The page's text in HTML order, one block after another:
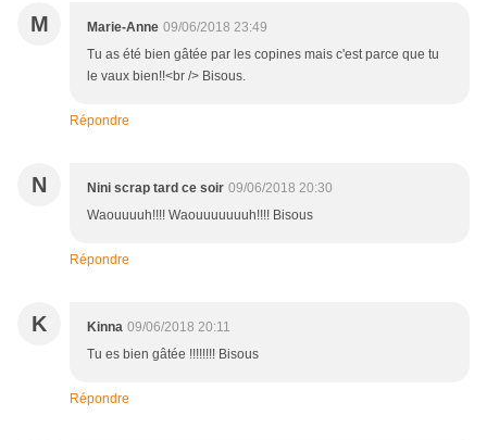
M Marie-Anne 09/06/2018 23:49
Tu as été bien gâtée par les copines mais c'est parce que tu
le vaux bien!!<br /> Bisous.
Répondre
N Nini scrap tard ce soir 09/06/2018 20:30
Waouuuuh!!!! Waouuuuuuuh!!!! Bisous
Répondre
K Kinna 09/06/2018 20:11
Tu es bien gâtée !!!!!!!! Bisous
Répondre